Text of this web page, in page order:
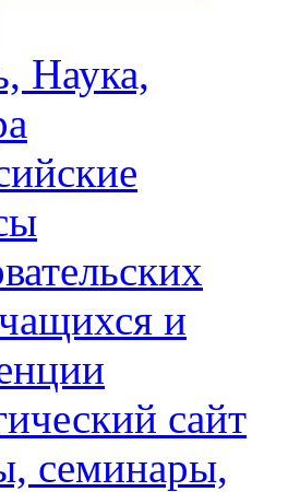
Наука,
и
сайт
семинары,